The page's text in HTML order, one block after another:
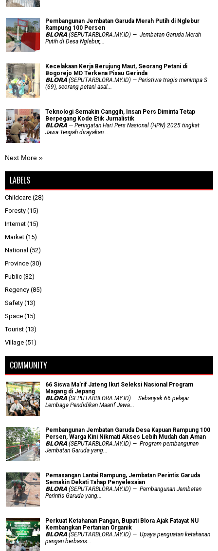
Pembangunan Jembatan Garuda Merah Putih di Nglebur
Rampung 100 Persen
𝗕𝗟𝗢𝗥𝗔 (SEPUTARBLORA.MY.ID) — Jembatan Garuda Merah
Putih di Desa Nglebur,...
Kecelakaan Kerja Berujung Maut, Seorang Petani di
Bogorejo MD Terkena Pisau Gerinda
𝗕𝗟𝗢𝗥𝗔 (SEPUTARBLORA.MY.ID) — Peristiwa tragis menimpa S
(69), seorang petani asal...
Teknologi Semakin Canggih, Insan Pers Diminta Tetap
Berpegang Kode Etik Jurnalistik
𝗕𝗟𝗢𝗥𝗔 — Peringatan Hari Pers Nasional (HPN) 2025 tingkat
Jawa Tengah dirayakan...
Next More »
LABELS
Childcare (28)
Foresty (15)
Internet (15)
Market (15)
National (52)
Province (30)
Public (32)
Regency (85)
Safety (13)
Space (15)
Tourist (13)
Village (51)
COMMUNITY
66 Siswa Ma’rif Jateng Ikut Seleksi Nasional Program
Magang di Jepang
𝗕𝗟𝗢𝗥𝗔 (SEPUTARBLORA.MY.ID) — Sebanyak 66 pelajar
Lembaga Pendidikan Maarif Jawa...
Pembangunan Jembatan Garuda Desa Kapuan Rampung 100
Persen, Warga Kini Nikmati Akses Lebih Mudah dan Aman
𝗕𝗟𝗢𝗥𝗔 (SEPUTARBLORA.MY.ID) — Program pembangunan
Jembatan Garuda yang...
Pemasangan Lantai Rampung, Jembatan Perintis Garuda
Semakin Dekati Tahap Penyelesaian
𝗕𝗟𝗢𝗥𝗔 (SEPUTARBLORA.MY.ID) — Pembangunan Jembatan
Perintis Garuda yang...
​Perkuat Ketahanan Pangan, Bupati Blora Ajak Fatayat NU
Kembangkan Pertanian Organik
𝗕𝗟𝗢𝗥𝗔 (SEPUTARBLORA.MY.ID) — Upaya penguatan ketahanan
pangan berbasis...